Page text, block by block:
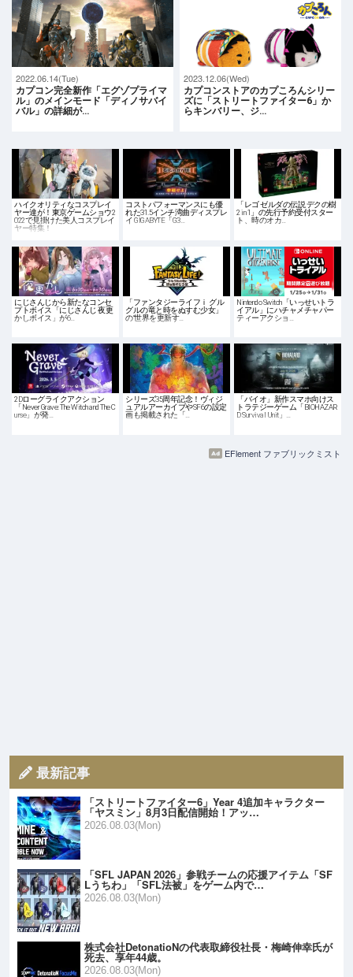
2022.06.14(Tue)
カプコン完全新作「エグゾプライマ
ル」のメインモード「ディノサバイ
バル」の詳細が…
2023.12.06(Wed)
カプコンストアのカプころんシリー
ズに「ストリートファイター6」か
らキンバリー、ジ…
ハイクオリティなコスプレイ
ヤー達が！東京ゲームショウ2
022で見掛けた美人コスプレイ
ヤー特集！
コストパフォーマンスにも優
れた31.5インチ湾曲ディスプレ
イ GIGABYTE「G3…
「レゴ ゼルダの伝説 デクの樹
2 in 1」の先行予約受付スター
ト、時のオカ…
にじさんじから新たなコンセ
プトボイス「にじさんじ 夜更
かしボイス」が6…
「ファンタジーライフｉ グル
グルの竜と時をぬすむ少女」
の“世界を更新す…
Nintendo Switch「いっせいトラ
イアル」にハチャメチャパー
ティーアクショ…
2Dローグライクアクション
「Never Grave: The Witch and The C
urse」が発…
シリーズ35周年記念！ヴィジ
ュアルアーカイブやSF6の設定
画も掲載された「…
「バイオ」新作スマホ向けス
トラテジーゲーム「BIOHAZAR
D Survival Unit」…
EFlement ファブリックミスト
最新記事
「ストリートファイター6」Year 4追加キャラクター
「ヤスミン」8月3日配信開始！アッ…
2026.08.03(Mon)
「SFL JAPAN 2026」参戦チームの応援アイテム「SF
Lうちわ」「SFL法被」をゲーム内で…
2026.08.03(Mon)
株式会社DetonatioNの代表取締役社長・梅崎伸幸氏が
死去、享年44歳。
2026.08.03(Mon)